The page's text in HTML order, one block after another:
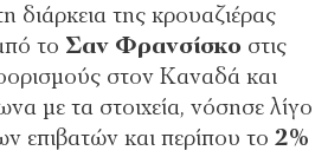
διάρκεια της κρουαζιέρας
το Σαν Φρανσίσκο στις
στον Καναδά και
με τα στοιχεία, νόσησε λίγο
επιβατών και περίπου το 2%